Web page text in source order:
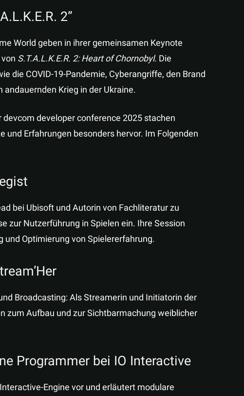
2”
World geben in ihrer gemeinsamen Keynote
S.T.A.L.K.E.R. 2: Heart of Chornobyl. Die
die COVID-19-Pandemie, Cyberangriffe, den Brand
Krieg in der Ukraine.
developer conference 2025 stachen
und Erfahrungen besonders hervor. Im Folgenden
bei Ubisoft und Autorin von Fachliteratur zu
zur Nutzerführung in Spielen ein. Ihre Session
Optimierung von Spielererfahrung.
Broadcasting: Als Streamerin und Initiatorin der
zum Aufbau und zur Sichtbarmachung weiblicher
Programmer bei IO Interactive
Engine vor und erläutert modulare